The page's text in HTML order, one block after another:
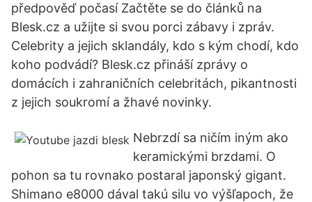
předpověď počasí Začtěte se do článků na
Blesk.cz a užijte si svou porci zábavy i zpráv.
Celebrity a jejich sklandály, kdo s kým chodí, kdo
koho podvádí? Blesk.cz přináší zprávy o
domácích i zahraničních celebritách, pikantnosti
z jejich soukromí a žhavé novinky.
Nebrzdí sa ničím iným ako
keramickými brzdami. O
pohon sa tu rovnako postaral japonský gigant.
Shimano e8000 dával takú silu vo výšľapoch, že